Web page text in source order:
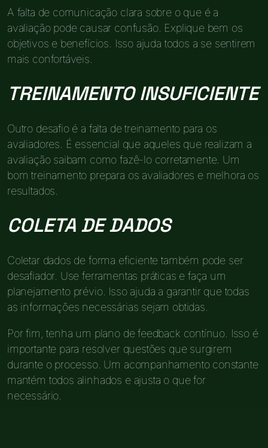
A falta de comunicação clara sobre o que é a
avaliação pode causar confusão. Explique bem os
objetivos e benefícios. Isso ajuda todos a se sentirem
mais confortáveis.
TREINAMENTO INSUFICIENTE
Outro desafio é a falta de treinamento para os
avaliadores. É essencial que aqueles que realizam a
avaliação saibam como fazê-lo corretamente. Um
bom treinamento prepara os avaliadores e melhora os
resultados.
COLETA DE DADOS
Coletar dados de forma eficiente também pode ser
desafiador. Use ferramentas práticas e faça um
planejamento prévio. Isso ajuda a garantir que todas
as informações necessárias sejam obtidas.
Por fim, tenha um plano de feedback contínuo. Isso é
importante para resolver questões que surgirem
durante o processo. Um acompanhamento constante
mantém todos alinhados e ajusta o que for
necessário.